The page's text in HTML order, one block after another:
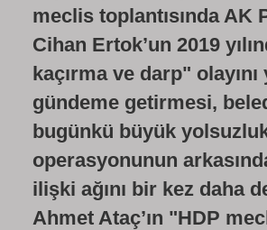
meclis toplantısında AK
Cihan Ertok’un 2019
kaçırma ve darp" olayını
gündeme getirmesi,
bugünkü büyük
operasyonunun
ilişki ağını bir kez daha
Ahmet Ataç’ın "HDP